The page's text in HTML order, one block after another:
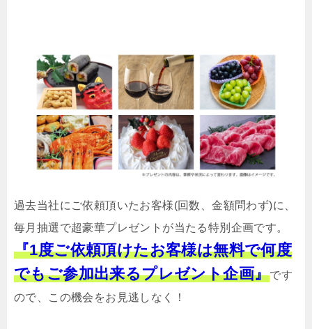
過去当社にご依頼頂いたお客様(回数、金額問わず)に、
毎月抽選で超豪華プレゼントが当たる特別企画です。
『1度ご依頼頂けたお客様は無料で何度
でもご参加出来るプレゼント企画』です
ので、この機会をお見逃しなく！